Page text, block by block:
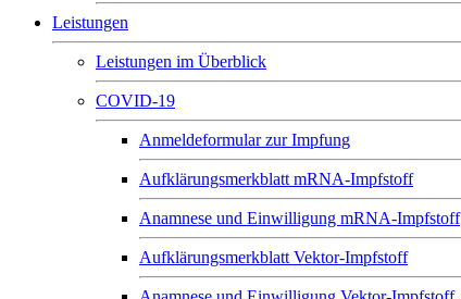
Leistungen
Leistungen im Überblick
COVID-19
Anmeldeformular zur Impfung
Aufklärungsmerkblatt mRNA-Impfstoff
Anamnese und Einwilligung mRNA-Impfstoff
Aufklärungsmerkblatt Vektor-Impfstoff